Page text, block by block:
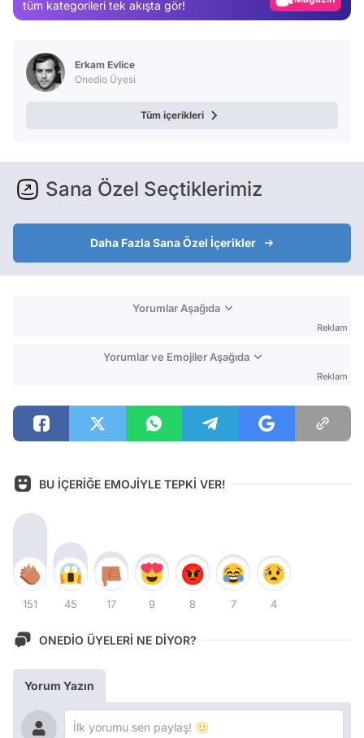
tüm kategorileri tek akışta gör!
Erkam Evlice
Onedio Üyesi
Tüm içerikleri
Sana Özel Seçtiklerimiz
Daha Fazla Sana Özel İçerikler
Yorumlar Aşağıda
Reklam
Yorumlar ve Emojiler Aşağıda
Reklam
BU İÇERİĞE EMOJİYLE TEPKİ VER!
151 45 17 9 8 7 4
ONEDİO ÜYELERİ NE DİYOR?
Yorum Yazın